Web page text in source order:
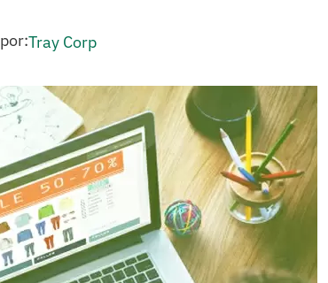
por:Tray Corp